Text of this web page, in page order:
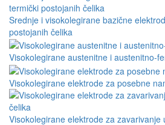
Srednje i visokolegirane bazične
postojanih čelika
Visokolegirane austenitne i austenitno-
Visokolegirane elektrode za posebne
Visokolegirane elektrode za zavarivanje